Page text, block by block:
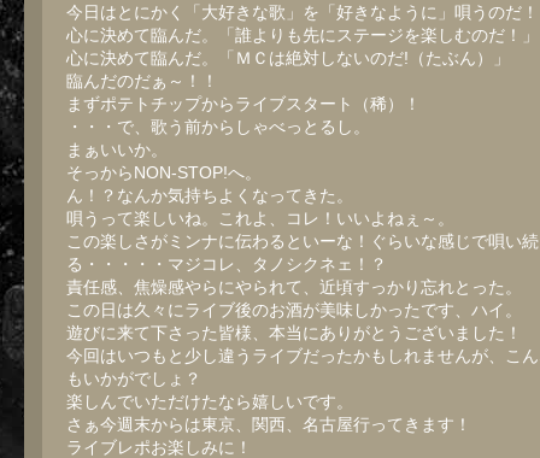
今日はとにかく「大好きな歌」を「好きなように」唄うのだ！
心に決めて臨んだ。「誰よりも先にステージを楽しむのだ！」
心に決めて臨んだ。「ＭＣは絶対しないのだ!（たぶん）」
臨んだのだぁ～！！
まずポテトチップからライブスタート（稀）！
・・・で、歌う前からしゃべっとるし。
まぁいいか。
そっからNON-STOP!へ。
ん！？なんか気持ちよくなってきた。
唄うって楽しいね。これよ、コレ！いいよねぇ～。
この楽しさがミンナに伝わるといーな！ぐらいな感じで唄い
る・・・・・マジコレ、タノシクネェ！？
責任感、焦燥感やらにやられて、近頃すっかり忘れとった。
この日は久々にライブ後のお酒が美味しかったです、ハイ。
遊びに来て下さった皆様、本当にありがとうございました！
今回はいつもと少し違うライブだったかもしれませんが、こ
もいかがでしょ？
楽しんでいただけたなら嬉しいです。
さぁ今週末からは東京、関西、名古屋行ってきます！
ライブレポお楽しみに！